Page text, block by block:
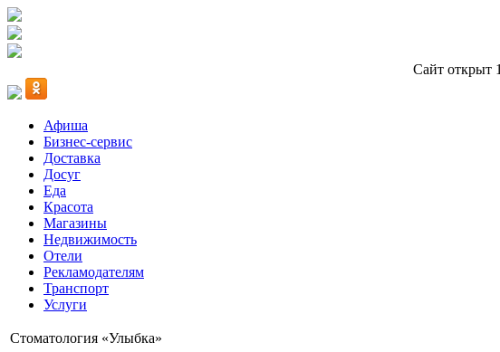
Сайт открыт
Афиша
Бизнес-сервис
Доставка
Досуг
Еда
Красота
Магазины
Недвижимость
Отели
Рекламодателям
Транспорт
Услуги
Стоматология «Улыбка»